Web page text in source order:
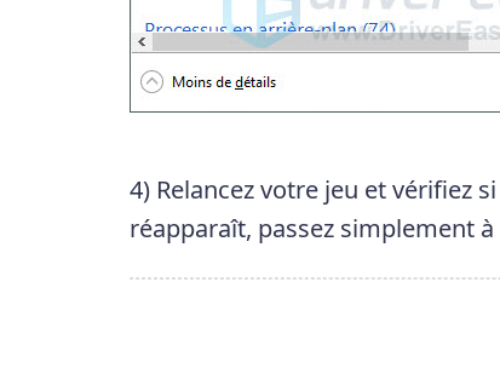
4) Relancez votre jeu et vérifiez
réapparaît, passez simplement